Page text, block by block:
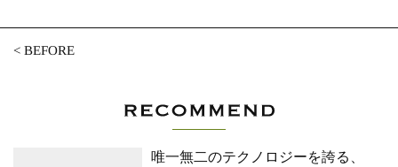
<BEFORE
唯一無二のテクノロジーを誇る、